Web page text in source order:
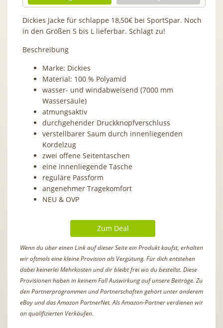
Dickies Jacke für schlappe 18,50€ bei SportSpar. Noch
in den Größen S bis L lieferbar. Schlagt zu!
Beschreibung
Marke: Dickies
Material: 100 % Polyamid
wasser- und windabweisend (7000 mm
Wassersäule)
atmungsaktiv
durchgehender Druckknopfverschluss
verstellbarer Saum durch innenliegenden
Kordelzug
zwei offene Seitentaschen
eine innenliegende Tasche
reguläre Passform
angenehmer Tragekomfort
NEU & OVP
Zum Deal
Wenn du über einen Link auf dieser Seite ein Produkt kaufst, erhalten
wir oftmals eine kleine Provision als Vergütung. Für dich entstehen
dabei keinerlei Mehrkosten und dir bleibt frei wo du bestellst. Diese
Provisionen haben in keinem Fall Auswirkung auf unsere Beiträge. Zu
den Partnerprogrammen und Partnerschaften gehört unter anderem
eBay und das Amazon PartnerNet. Als Amazon-Partner verdienen wir
an qualifizierten Verkäufen.